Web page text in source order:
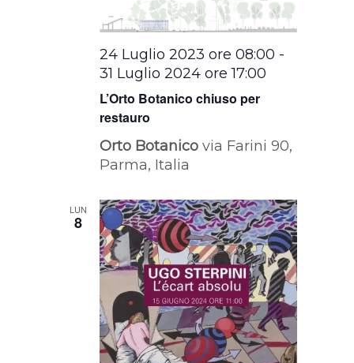
L’Orto Botanico chiuso per
restauro
24 Luglio 2023 ore 08:00 -
31 Luglio 2024 ore 17:00
Orto Botanicovia Farini 90,
Parma, Italia
LUN
8